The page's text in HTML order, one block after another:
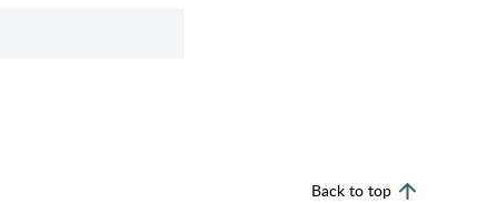
Back to top